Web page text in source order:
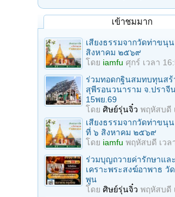
เข้าชมมาก
เสียงธรรมจากวัดท่าขนุ
สิงหาคม ๒๕๖๙
โดย iamfu ศุกร์ เวลา
ร่วมทอดกฐินสมทบทุนสร้
สุพีรอนวนาราม จ.ปราจี
15พย.69
โดย ศิษย์รุ่นจิ๋ว พฤหัสบดี
เสียงธรรมจากวัดท่าขนุ
ที่ ๖ สิงหาคม ๒๕๖๙
โดย iamfu พฤหัสบดี เวล
ร่วมบุญถวายค่ารักษาแล
เคราะพระสงฆ์อาพาธ วั
พูน
โดย ศิษย์รุ่นจิ๋ว พฤหัสบดี